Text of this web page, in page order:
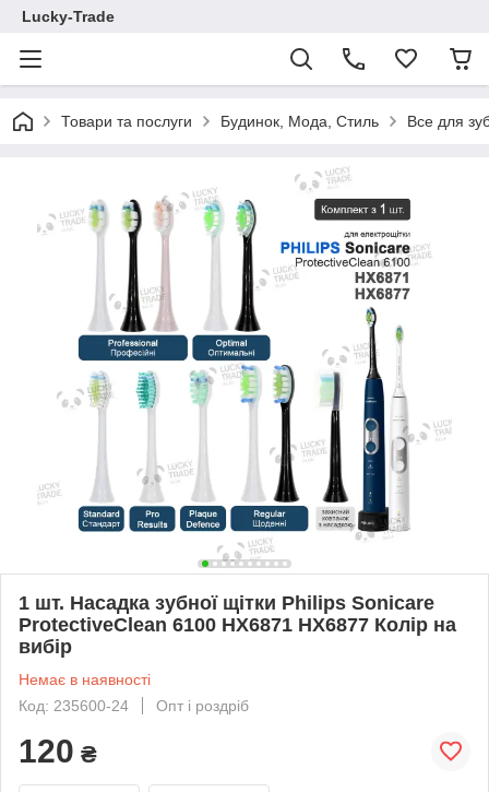
Lucky-Trade
Товари та послуги Будинок, Мода, Стиль Все для
1 шт. Насадка зубної щітки Philips Sonicare
ProtectiveClean 6100 HX6871 HX6877 Колір на
вибір
Немає в наявності
Код: 235600-24
Опт і роздріб
120 ₴